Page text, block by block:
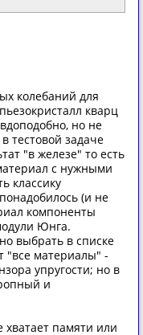
колебаний для
кварц
но не
тестовой задаче
"в железе" то есть
с нужными
классику
(и не
компоненты
Юнга.
выбрать в списке
"все материалы" -
упругости; но в
и
памяти или